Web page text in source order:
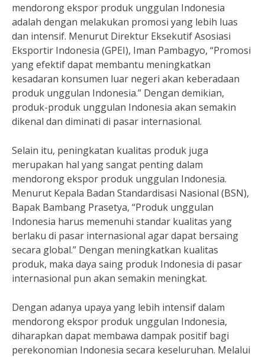
mendorong ekspor produk unggulan Indonesia
adalah dengan melakukan promosi yang lebih luas
dan intensif. Menurut Direktur Eksekutif Asosiasi
Eksportir Indonesia (GPEI), Iman Pambagyo, “Promosi
yang efektif dapat membantu meningkatkan
kesadaran konsumen luar negeri akan keberadaan
produk unggulan Indonesia.” Dengan demikian,
produk-produk unggulan Indonesia akan semakin
dikenal dan diminati di pasar internasional.
Selain itu, peningkatan kualitas produk juga
merupakan hal yang sangat penting dalam
mendorong ekspor produk unggulan Indonesia.
Menurut Kepala Badan Standardisasi Nasional (BSN),
Bapak Bambang Prasetya, “Produk unggulan
Indonesia harus memenuhi standar kualitas yang
berlaku di pasar internasional agar dapat bersaing
secara global.” Dengan meningkatkan kualitas
produk, maka daya saing produk Indonesia di pasar
internasional pun akan semakin meningkat.
Dengan adanya upaya yang lebih intensif dalam
mendorong ekspor produk unggulan Indonesia,
diharapkan dapat membawa dampak positif bagi
perekonomian Indonesia secara keseluruhan. Melalui